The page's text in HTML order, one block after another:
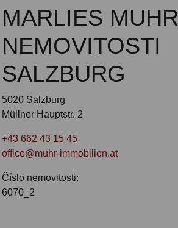
MARLIES MUHR
NEMOVITOSTI
SALZBURG
5020 Salzburg
Müllner Hauptstr. 2
+43 662 43 15 45
office@muhr-immobilien.at
Číslo nemovitosti:
6070_2